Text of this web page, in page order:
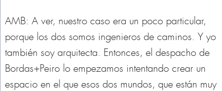
AMB: A ver, nuestro caso era un poco particular,
porque los dos somos ingenieros de caminos. Y yo
también soy arquitecta. Entonces, el despacho de
Bordas+Peiro lo empezamos intentando crear un
espacio en el que esos dos mundos, que están muy